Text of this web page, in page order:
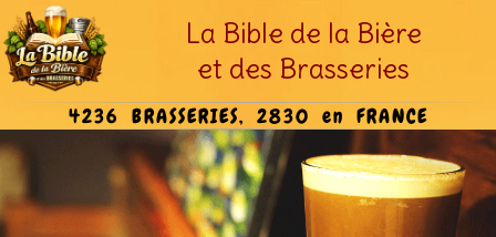
La Bible de la Bière
et des Brasseries
4236 BRASSERIES, 2830 en FRANCE